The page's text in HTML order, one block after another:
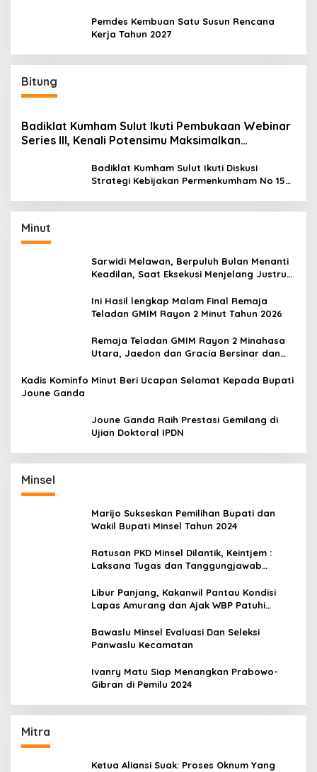
Pemdes Kembuan Satu Susun Rencana
Kerja Tahun 2027
Bitung
Badiklat Kumham Sulut Ikuti Pembukaan Webinar
Series III, Kenali Potensimu Maksimalkan
Badiklat Kumham Sulut Ikuti Diskusi
Strategi Kebijakan Permenkumham No 15
Minut
Sarwidi Melawan, Berpuluh Bulan Menanti
Keadilan, Saat Eksekusi Menjelang Justru
Ini Hasil lengkap Malam Final Remaja
Teladan GMIM Rayon 2 Minut Tahun 2026
Remaja Teladan GMIM Rayon 2 Minahasa
Utara, Jaedon dan Gracia Bersinar dan
Kadis Kominfo Minut Beri Ucapan Selamat Kepada Bupati
Joune Ganda
Joune Ganda Raih Prestasi Gemilang di
Ujian Doktoral IPDN
Minsel
Marijo Sukseskan Pemilihan Bupati dan
Wakil Bupati Minsel Tahun 2024
Ratusan PKD Minsel Dilantik, Keintjem :
Laksana Tugas dan Tanggungjawab
Libur Panjang, Kakanwil Pantau Kondisi
Lapas Amurang dan Ajak WBP Patuhi
Bawaslu Minsel Evaluasi Dan Seleksi
Panwaslu Kecamatan
Ivanry Matu Siap Menangkan Prabowo-
Gibran di Pemilu 2024
Mitra
Ketua Aliansi Suak: Proses Oknum Yang